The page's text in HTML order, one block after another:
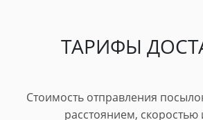
ТАРИФЫ
Стоимость отправления
расстоянием, скоростью